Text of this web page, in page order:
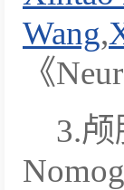
Wang,
《
3.